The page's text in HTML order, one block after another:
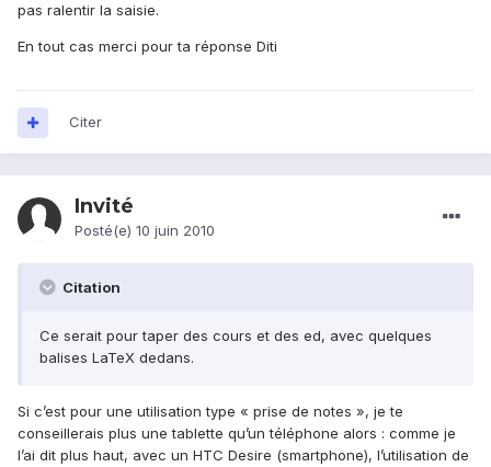
pas ralentir la saisie.
En tout cas merci pour ta réponse Diti
Citer
Invité
Posté(e) 10 juin 2010
Citation
Ce serait pour taper des cours et des ed, avec quelques
balises LaTeX dedans.
Si c’est pour une utilisation type « prise de notes », je te
conseillerais plus une tablette qu’un téléphone alors : comme je
l’ai dit plus haut, avec un HTC Desire (smartphone), l’utilisation de